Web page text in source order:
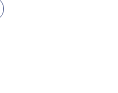
VEITINGASTAÐIR